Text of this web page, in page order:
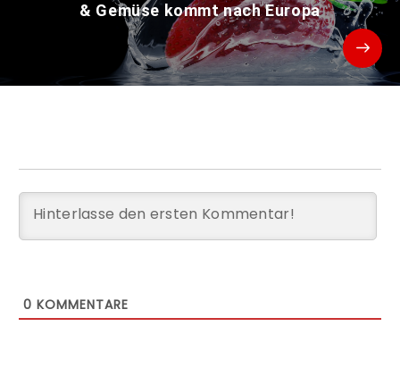
& Gemüse kommt nach Europa
0 KOMMENTARE